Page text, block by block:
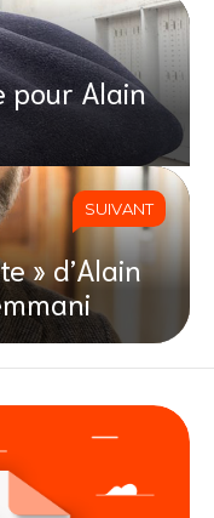
pour Alain
SUIVANT
» d’Alain